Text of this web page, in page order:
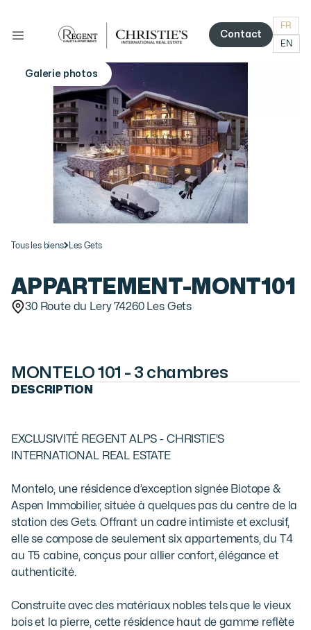
Galerie photos
More photos
Tous les biens Les Gets
APPARTEMENT- MONT101
30 Route du Lery 74260 Les Gets
MONTELO 101 - 3 chambres
DESCRIPTION
EXCLUSIVITÉ REGENT ALPS - CHRISTIE'S
INTERNATIONAL REAL ESTATE
Montelo, une résidence d’exception signée Biotope &
Aspen Immobilier, située à quelques pas du centre de la
station des Gets. Offrant un cadre intimiste et exclusif,
elle se compose de seulement six appartements, du T4
au T5 cabine, conçus pour allier confort, élégance et
authenticité.
Construite avec des matériaux nobles tels que le vieux
bois et la pierre, cette résidence haut de gamme reflète
FR
EN
Contact
Contact